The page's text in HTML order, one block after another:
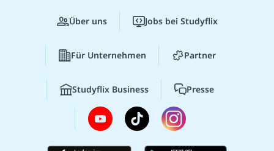
Über uns Jobs bei Studyflix
Für Unternehmen Partner
Studyflix Business Presse